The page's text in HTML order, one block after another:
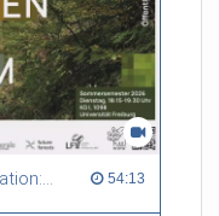
Between tradition and transformation: how owners, advisers and institutions co-create knowledge for resilient forests in Europe 54:13